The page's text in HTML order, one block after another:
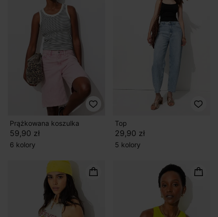
Prążkowana koszulka
59,90 zł
6 kolory
Top
29,90 zł
5 kolory